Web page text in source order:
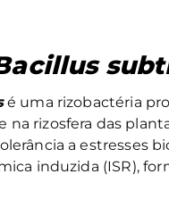
é uma rizobactéria
na rizosfera das
a estresses
induzida (ISR),